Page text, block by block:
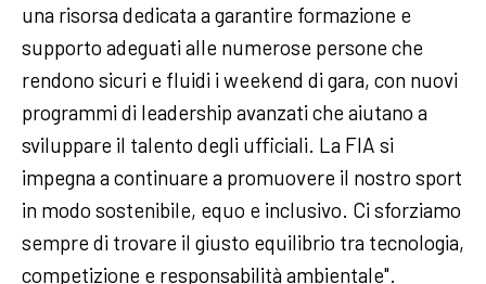
una risorsa dedicata a garantire formazione e
supporto adeguati alle numerose persone che
rendono sicuri e fluidi i weekend di gara, con nuovi
programmi di leadership avanzati che aiutano a
sviluppare il talento degli ufficiali. La FIA si
impegna a continuare a promuovere il nostro sport
in modo sostenibile, equo e inclusivo. Ci sforziamo
sempre di trovare il giusto equilibrio tra tecnologia,
competizione e responsabilità ambientale".